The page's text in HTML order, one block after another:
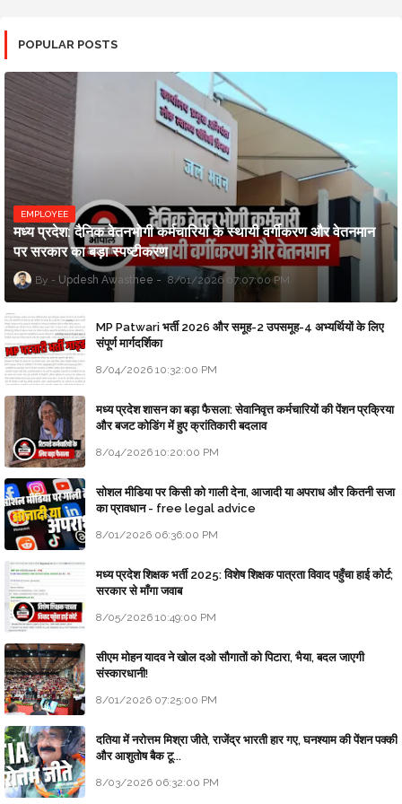
POPULAR POSTS
EMPLOYEE
मध्य प्रदेश: दैनिक वेतनभोगी कर्मचारियों के स्थायी वर्गीकरण और वेतनमान
पर सरकार का बड़ा स्पष्टीकरण
Updesh Awasthee 8/01/2026 07:07:00 PM
MP Patwari भर्ती 2026 और समूह-2 उपसमूह-4 अभ्यर्थियों के लिए
संपूर्ण मार्गदर्शिका
8/04/2026 10:32:00 PM
मध्य प्रदेश शासन का बड़ा फैसला: सेवानिवृत्त कर्मचारियों की पेंशन प्रक्रिया
और बजट कोडिंग में हुए क्रांतिकारी बदलाव
8/04/2026 10:20:00 PM
सोशल मीडिया पर किसी को गाली देना, आजादी या अपराध और कितनी सजा
का प्रावधान - free legal advice
8/01/2026 06:36:00 PM
मध्य प्रदेश शिक्षक भर्ती 2025: विशेष शिक्षक पात्रता विवाद पहुँचा हाई कोर्ट;
सरकार से माँगा जवाब
8/05/2026 10:49:00 PM
सीएम मोहन यादव ने खोल दओ सौगातों को पिटारा, भैया, बदल जाएगी
संस्कारधानी!
8/01/2026 07:25:00 PM
दतिया में नरोत्तम मिश्रा जीते, राजेंद्र भारती हार गए, घनश्याम की पेंशन पक्की
और आशुतोष बैक टू...
8/03/2026 06:32:00 PM